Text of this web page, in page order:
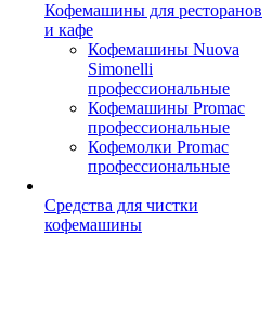
Кофемашины для ресторанов
и кафе
Кофемашины Nuova
Simonelli
профессиональные
Кофемашины Promac
профессиональные
Кофемолки Promac
профессиональные
Средства для чистки
кофемашины